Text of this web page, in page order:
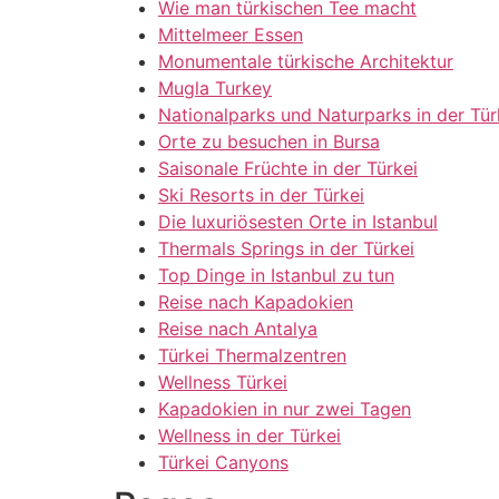
Wie man türkischen Tee macht
Mittelmeer Essen
Monumentale türkische Architektur
Mugla Turkey
Nationalparks und Naturparks in der
Orte zu besuchen in Bursa
Saisonale Früchte in der Türkei
Ski Resorts in der Türkei
Die luxuriösesten Orte in Istanbul
Thermals Springs in der Türkei
Top Dinge in Istanbul zu tun
Reise nach Kapadokien
Reise nach Antalya
Türkei Thermalzentren
Wellness Türkei
Kapadokien in nur zwei Tagen
Wellness in der Türkei
Türkei Canyons